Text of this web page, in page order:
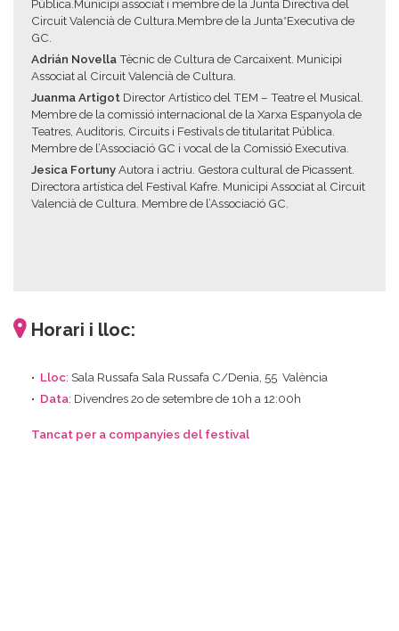
Pública.Municipi associat i membre de la Junta Directiva del
Circuit Valencià de Cultura.Membre de la Junta*Executiva de
GC.
Adrián NovellaTècnic de Cultura de Carcaixent. Municipi
Associat al Circuit Valencià de Cultura.
Juanma Artigot Director Artístico del TEM – Teatre el Musical.
Membre de la comissió internacional de la Xarxa Espanyola de
Teatres, Auditoris, Circuits i Festivals de titularitat Pública.
Membre de l’Associació GC i vocal de la Comissió Executiva.
Jesica FortunyAutora i actriu. Gestora cultural de Picassent.
Directora artística del Festival Kafre. Municipi Associat al Circuit
Valencià de Cultura. Membre de l’Associació GC.
Horari i lloc:
Lloc: Sala Russafa Sala Russafa C/Denia, 55 València
Data: Divendres 2o de setembre de 10h a 12:00h
Tancat per a companyies del festival